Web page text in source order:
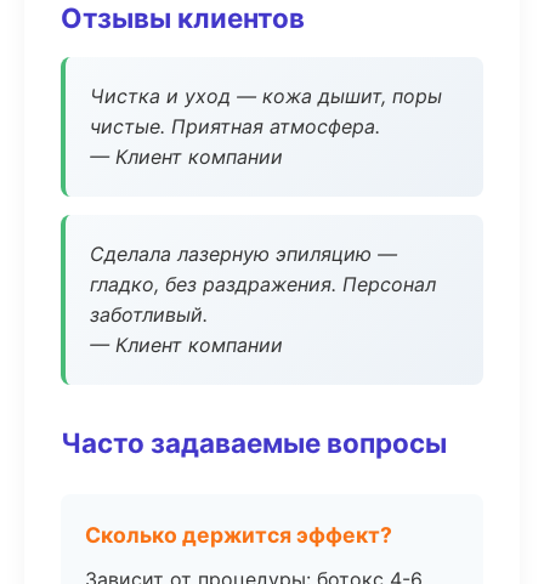
Отзывы клиентов
Чистка и уход — кожа дышит, поры
чистые. Приятная атмосфера.
— Клиент компании
Сделала лазерную эпиляцию —
гладко, без раздражения. Персонал
заботливый.
— Клиент компании
Часто задаваемые вопросы
Сколько держится эффект?
Зависит от процедуры: ботокс 4-6